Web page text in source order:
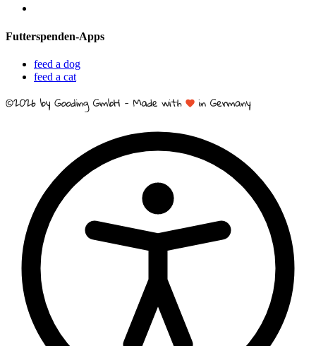
Futterspenden-Apps
feed a dog
feed a cat